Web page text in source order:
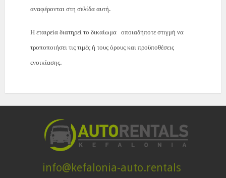
αναφέρονται στη σελίδα αυτή.
Η εταιρεία διατηρεί το δικαίωμα οποιαδήποτε στιγμή να
τροποποιήσει τις τιμές ή τους όρους και προϋποθέσεις
ενοικίασης.
info@kefalonia-auto.rentals